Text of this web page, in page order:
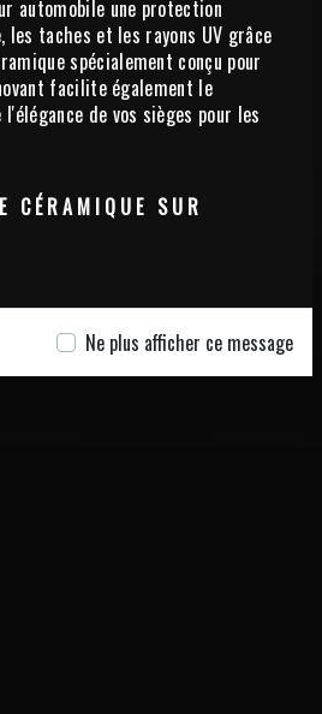
automobile une protection
les taches et les rayons UV grâce
spécialement conçu pour
facilite également le
de vos sièges pour les
CÉRAMIQUE SUR
Ne plus afficher ce message